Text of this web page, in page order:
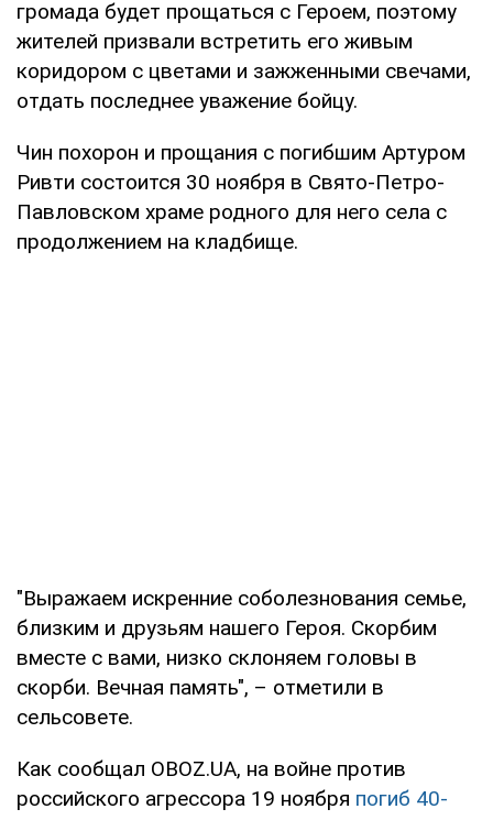
громада будет прощаться с Героем, поэтому
жителей призвали встретить его живым
коридором с цветами и зажженными свечами,
отдать последнее уважение бойцу.
Чин похорон и прощания с погибшим Артуром
Ривти состоится 30 ноября в Свято-Петро-
Павловском храме родного для него села с
продолжением на кладбище.
"Выражаем искренние соболезнования семье,
близким и друзьям нашего Героя. Скорбим
вместе с вами, низко склоняем головы в
скорби. Вечная память", – отметили в
сельсовете.
Как сообщал OBOZ.UA, на войне против
российского агрессора 19 ноября погиб 40-